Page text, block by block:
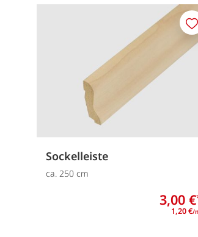
Sockelleiste
ca. 250 cm
3,00 €
1,20 €/